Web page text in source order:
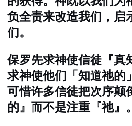
负全责来改造我们，启
们。
保罗先求神使信徒『真
求神使他们「知道祂的
可惜许多信徒把次序颠
的』而不是注重『祂』。